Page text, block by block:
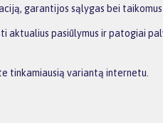
garantijos sąlygas bei taikomus
aktualius pasiūlymus ir patogiai
tinkamiausią variantą internetu.